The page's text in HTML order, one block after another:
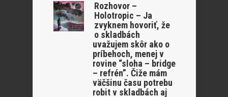
Rozhovor –
Holotropic – Ja
zvyknem hovoriť, že
o skladbách
uvažujem skôr ako o
príbehoch, menej v
rovine “sloha – bridge
– refrén”. Čiže mám
väčšinu času potrebu
robit v skladbách aj